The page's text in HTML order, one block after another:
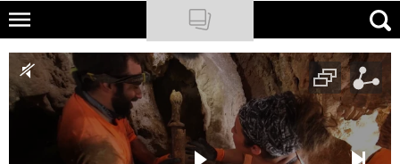
Skip
main
content
NATIONAL GEOGRAPHIC
TRAVELER
PODCASTY